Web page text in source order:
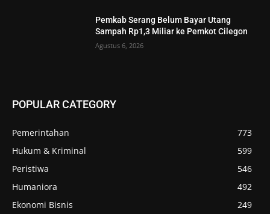
Pemkab Serang Belum Bayar Utang
Sampah Rp1,3 Miliar ke Pemkot Cilegon
Agustus 6, 2026
POPULAR CATEGORY
Pemerintahan
773
Hukum & Kriminal
599
Peristiwa
546
Humaniora
492
Ekonomi Bisnis
249